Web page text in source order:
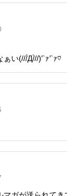
い(///́Д/̀//)’`ｧ’`ｧ♡